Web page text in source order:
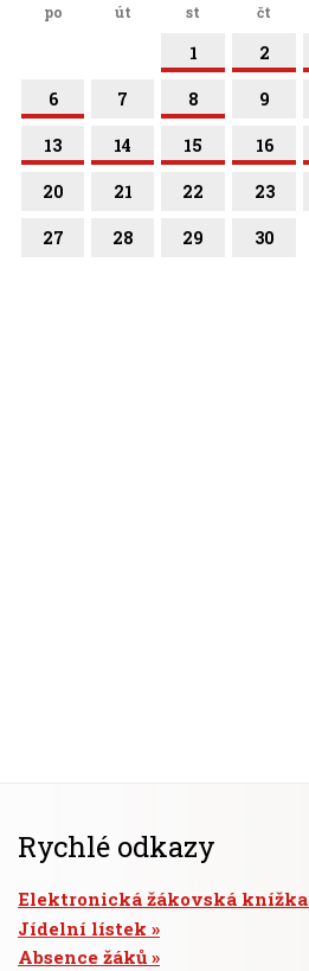
po út st čt
1 2
6 7 8 9
13 14 15 16
20 21 22 23
27 28 29 30
Rychlé odkazy
Elektronická žákovská knížka
Jídelní lístek
Absence žáků